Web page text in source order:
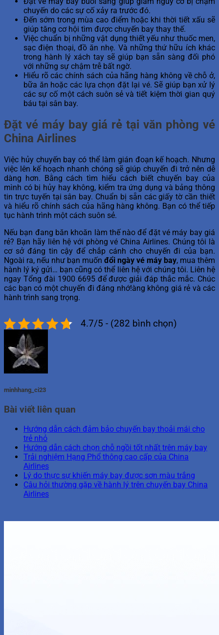
chuyến do các sự cố xảy ra trước đó.
Đến sớm trong mùa cao điểm hoặc khi thời tiết xấu sẽ
giúp tăng cơ hội tìm được chuyến bay thay thế.
Việc chuẩn bị những vật dụng thiết yếu như thuốc men,
sạc điện thoại, đồ ăn nhẹ. Và những thứ hữu ích khác
trong hành lý xách tay sẽ giúp bạn sẵn sàng đối phó
với những sự chậm trễ bất ngờ.
Hiểu rõ các chính sách của hãng hàng không về chỗ ở,
bữa ăn hoặc các lựa chọn đặt lại vé. Sẽ giúp bạn xử lý
các sự cố một cách suôn sẻ và tiết kiệm thời gian quý
báu tại sân bay.
Đặt vé máy bay giá rẻ tại văn phòng vé
China Airlines
Việc hủy chuyến bay có thể làm gián đoạn kế hoạch. Nhưng
việc lên kế hoạch nhanh chóng sẽ giúp chuyến đi trở nên dễ
dàng hơn. Bằng cách tìm hiểu cách biết chuyến bay của
mình có bị hủy hay không, kiểm tra ứng dụng và bảng thông
tin trực tuyến tại sân bay. Chuẩn bị sẵn các giấy tờ cần thiết
và hiểu rõ chính sách của hãng hàng không. Bạn có thể tiếp
tục hành trình một cách suôn sẻ.
Nếu bạn đang băn khoăn làm thế nào để đặt vé máy bay giá
rẻ? Bạn hãy liên hệ với phòng vé China Airlines. Chúng tôi là
cơ sở đáng tin cậy để chắp cánh cho chuyến đi của bạn.
Ngoài ra, nếu như bạn muốn đổi ngày vé máy bay, mua thêm
hành lý ký gửi… bạn cũng có thể liên hệ với chúng tôi. Liên hệ
ngay Tổng đài 1900 6695 để được giải đáp thắc mắc. Chúc
các bạn có một chuyến đi đáng nhớ!àng không giá rẻ và các
hành trình sang trọng.
4.7/5 - (282 bình chọn)
minhhang_ci23
Bài viết liên quan
Hướng dẫn cách đảm bảo chuyến bay thoải mái cho
trẻ nhỏ
Hướng dẫn cách chọn chỗ ngồi tốt nhất trên máy bay
Trải nghiệm Hạng Phổ thông cao cấp của China
Airlines
Lý do thực sự khiến máy bay được sơn màu trắng
Câu hỏi thường gặp về hành lý trên chuyến bay China
Airlines